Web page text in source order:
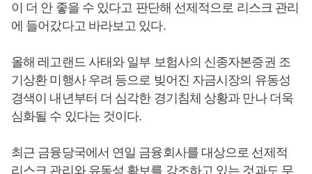
이 더 안 좋을 수 있다고 판단해 선제적으로 리스크 관리
에 들어갔다고 바라보고 있다.
올해 레고랜드 사태와 일부 보험사의 신종자본증권 조
기상환 미행사 우려 등으로 빚어진 자금시장의 유동성
경색이 내년부터 더 심각한 경기침체 상황과 만나 더욱
심화될 수 있다는 것이다.
최근 금융당국에서 연일 금융회사를 대상으로 선제적
리스크 관리와 유동성 확보를 강조하고 있는 것과도 무